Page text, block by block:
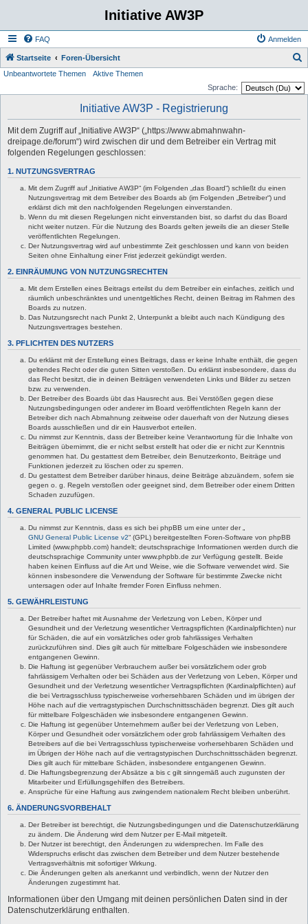
Initiative AW3P
FAQ Anmelden
Startseite Foren-Übersicht
Unbeantwortete Themen
Aktive Themen
Sprache:
Initiative AW3P - Registrierung
Mit dem Zugriff auf „Initiative AW3P“ („https://www.abmahnwahn-
dreipage.de/forum“) wird zwischen dir und dem Betreiber ein Vertrag mit
folgenden Regelungen geschlossen:
1. NUTZUNGSVERTRAG
Mit dem Zugriff auf „Initiative AW3P“ (im Folgenden „das Board“) schließt du einen
Nutzungsvertrag mit dem Betreiber des Boards ab (im Folgenden „Betreiber“) und
erklärst dich mit den nachfolgenden Regelungen einverstanden.
Wenn du mit diesen Regelungen nicht einverstanden bist, so darfst du das Board
nicht weiter nutzen. Für die Nutzung des Boards gelten jeweils die an dieser Stelle
veröffentlichten Regelungen.
Der Nutzungsvertrag wird auf unbestimmte Zeit geschlossen und kann von beiden
Seiten ohne Einhaltung einer Frist jederzeit gekündigt werden.
2. EINRÄUMUNG VON NUTZUNGSRECHTEN
Mit dem Erstellen eines Beitrags erteilst du dem Betreiber ein einfaches, zeitlich und
räumlich unbeschränktes und unentgeltliches Recht, deinen Beitrag im Rahmen des
Boards zu nutzen.
Das Nutzungsrecht nach Punkt 2, Unterpunkt a bleibt auch nach Kündigung des
Nutzungsvertrages bestehen.
3. PFLICHTEN DES NUTZERS
Du erklärst mit der Erstellung eines Beitrags, dass er keine Inhalte enthält, die gegen
geltendes Recht oder die guten Sitten verstoßen. Du erklärst insbesondere, dass du
das Recht besitzt, die in deinen Beiträgen verwendeten Links und Bilder zu setzen
bzw. zu verwenden.
Der Betreiber des Boards übt das Hausrecht aus. Bei Verstößen gegen diese
Nutzungsbedingungen oder anderer im Board veröffentlichten Regeln kann der
Betreiber dich nach Abmahnung zeitweise oder dauerhaft von der Nutzung dieses
Boards ausschließen und dir ein Hausverbot erteilen.
Du nimmst zur Kenntnis, dass der Betreiber keine Verantwortung für die Inhalte von
Beiträgen übernimmt, die er nicht selbst erstellt hat oder die er nicht zur Kenntnis
genommen hat. Du gestattest dem Betreiber, dein Benutzerkonto, Beiträge und
Funktionen jederzeit zu löschen oder zu sperren.
Du gestattest dem Betreiber darüber hinaus, deine Beiträge abzuändern, sofern sie
gegen o. g. Regeln verstoßen oder geeignet sind, dem Betreiber oder einem Dritten
Schaden zuzufügen.
4. GENERAL PUBLIC LICENSE
Du nimmst zur Kenntnis, dass es sich bei phpBB um eine unter der „
GNU General Public License v2“ (GPL) bereitgestellten Foren-Software von phpBB
Limited (www.phpbb.com) handelt; deutschsprachige Informationen werden durch die
deutschsprachige Community unter www.phpbb.de zur Verfügung gestellt. Beide
haben keinen Einfluss auf die Art und Weise, wie die Software verwendet wird. Sie
können insbesondere die Verwendung der Software für bestimmte Zwecke nicht
untersagen oder auf Inhalte fremder Foren Einfluss nehmen.
5. GEWÄHRLEISTUNG
Der Betreiber haftet mit Ausnahme der Verletzung von Leben, Körper und
Gesundheit und der Verletzung wesentlicher Vertragspflichten (Kardinalpflichten) nur
für Schäden, die auf ein vorsätzliches oder grob fahrlässiges Verhalten
zurückzuführen sind. Dies gilt auch für mittelbare Folgeschäden wie insbesondere
entgangenen Gewinn.
Die Haftung ist gegenüber Verbrauchern außer bei vorsätzlichem oder grob
fahrlässigem Verhalten oder bei Schäden aus der Verletzung von Leben, Körper und
Gesundheit und der Verletzung wesentlicher Vertragspflichten (Kardinalpflichten) auf
die bei Vertragsschluss typischerweise vorhersehbaren Schäden und im übrigen der
Höhe nach auf die vertragstypischen Durchschnittsschäden begrenzt. Dies gilt auch
für mittelbare Folgeschäden wie insbesondere entgangenen Gewinn.
Die Haftung ist gegenüber Unternehmern außer bei der Verletzung von Leben,
Körper und Gesundheit oder vorsätzlichem oder grob fahrlässigem Verhalten des
Betreibers auf die bei Vertragsschluss typischerweise vorhersehbaren Schäden und
im Übrigen der Höhe nach auf die vertragstypischen Durchschnittsschäden begrenzt.
Dies gilt auch für mittelbare Schäden, insbesondere entgangenen Gewinn.
Die Haftungsbegrenzung der Absätze a bis c gilt sinngemäß auch zugunsten der
Mitarbeiter und Erfüllungsgehilfen des Betreibers.
Ansprüche für eine Haftung aus zwingendem nationalem Recht bleiben unberührt.
6. ÄNDERUNGSVORBEHALT
Der Betreiber ist berechtigt, die Nutzungsbedingungen und die Datenschutzerklärung
zu ändern. Die Änderung wird dem Nutzer per E-Mail mitgeteilt.
Der Nutzer ist berechtigt, den Änderungen zu widersprechen. Im Falle des
Widerspruchs erlischt das zwischen dem Betreiber und dem Nutzer bestehende
Vertragsverhältnis mit sofortiger Wirkung.
Die Änderungen gelten als anerkannt und verbindlich, wenn der Nutzer den
Änderungen zugestimmt hat.
Informationen über den Umgang mit deinen persönlichen Daten sind in der
Datenschutzerklärung enthalten.